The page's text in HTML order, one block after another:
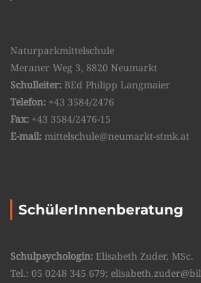
Naturparkmittelschule
Meraner Weg 3, 8820 Neumarkt
Schulleiter: BEd Philipp Langmaier
Telefon: +43 3584/2476
Fax: +43 3584/2476-15
E-mail: mittelschule@neumarkt-stmk.at
SchülerInnenberatung
Schulpsychologin: Elisabeth Zuder, MSc.
Tel.: 05 0248 345 679;